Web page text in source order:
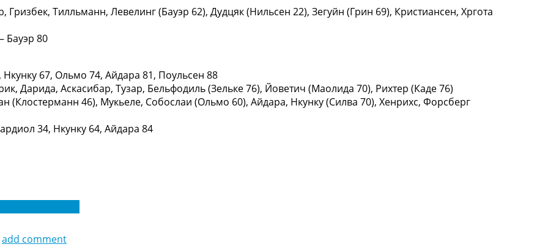
Тилльманн, Левелинг (Бауэр 62), Дудцяк (Нильсен 22), Зегуйн (Грин 69), Кристиансен, Хргота
Бауэр 80
67, Ольмо 74, Айдара 81, Поульсен 88
Дарида, Аскасибар, Тузар, Бельфодиль (Зельке 76), Йоветич (Маолида 70), Рихтер (Каде 76)
(Клостерманн 46), Мукьеле, Собослаи (Ольмо 60), Айдара, Нкунку (Силва 70), Хенрихс, Форсберг
34, Нкунку 64, Айдара 84
add comment